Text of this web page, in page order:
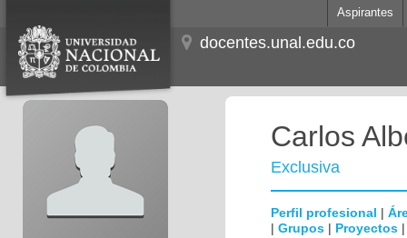
Aspirantes
docentes.unal.edu.co
Carlos
Exclusiva
Perfil profesional |
| Grupos | Proyectos